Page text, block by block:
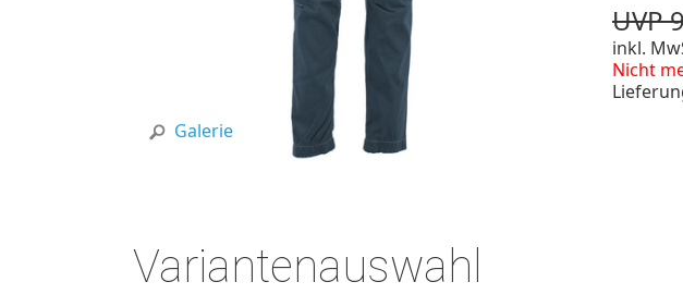
Galerie
UVP
inkl.
Nicht
Variantenauswahl